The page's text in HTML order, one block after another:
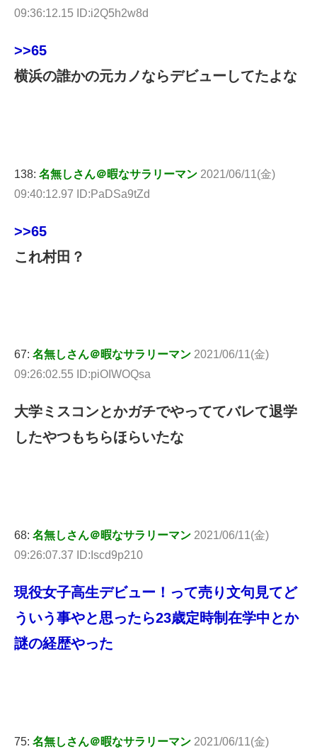
09:36:12.15 ID:i2Q5h2w8d
>>65
横浜の誰かの元カノならデビューしてたよな
138: 名無しさん＠暇なサラリーマン 2021/06/11(金)
09:40:12.97 ID:PaDSa9tZd
>>65
これ村田？
67: 名無しさん＠暇なサラリーマン 2021/06/11(金)
09:26:02.55 ID:piOIWOQsa
大学ミスコンとかガチでやっててバレて退学
したやつもちらほらいたな
68: 名無しさん＠暇なサラリーマン 2021/06/11(金)
09:26:07.37 ID:Iscd9p210
現役女子高生デビュー！って売り文句見てど
ういう事やと思ったら23歳定時制在学中とか
謎の経歴やった
75: 名無しさん＠暇なサラリーマン 2021/06/11(金)